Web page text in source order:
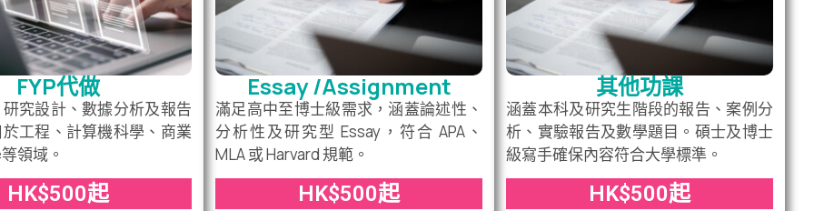
FYP代做
究設計、數據分析及報告
工程、計算機科學、商業
領域。
HK$500起
Essay /Assignment
滿足高中至博士級需求，涵蓋論述性、
分析性及研究型 Essay，符合 APA、
MLA 或 Harvard 規範。
HK$500起
其他功課
涵蓋本科及研究生階段的報告、案例分
析、實驗報告及數學題目。碩士及博士
級寫手確保內容符合大學標準。
HK$500起